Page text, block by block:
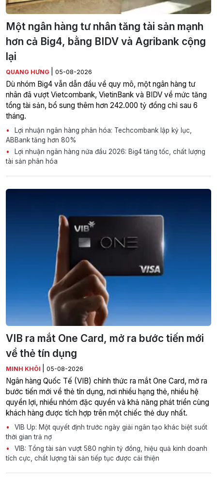
Một ngân hàng tư nhân tăng tài sản mạnh
hơn cả Big4, bằng BIDV và Agribank cộng
lại
QUANG HƯNG 05-08-2026
Dù nhóm Big4 vẫn dẫn đầu về quy mô, một ngân hàng tư
nhân đã vượt Vietcombank, VietinBank và BIDV về mức tăng
tổng tài sản, bổ sung thêm hơn 242.000 tỷ đồng chỉ sau 6
tháng.
Lợi nhuận ngân hàng phân hóa: Techcombank lập kỷ lục,
ABBank tăng hơn 80%
Lợi nhuận ngân hàng nửa đầu 2026: Big4 tăng tốc, chất lượng
tài sản phân hóa
VIB ra mắt One Card, mở ra bước tiến mới
về thẻ tín dụng
MINH KHÔI 05-08-2026
Ngân hàng Quốc Tế (VIB) chính thức ra mắt One Card, mở ra
bước tiến mới về thẻ tín dụng, nơi nhiều hạng thẻ, nhiều hệ
quyền lợi, nhiều nhóm đặc quyền và khả năng phát triển cùng
khách hàng được tích hợp trên một chiếc thẻ duy nhất.
VIB Up: Một quyết định trước ngày giải ngân tạo khác biệt suốt
thời gian trả nợ
VIB: Tổng tài sản vượt 580 nghìn tỷ đồng, hiệu quả kinh doanh
tích cực, chất lượng tài sản tiếp tục được cải thiện